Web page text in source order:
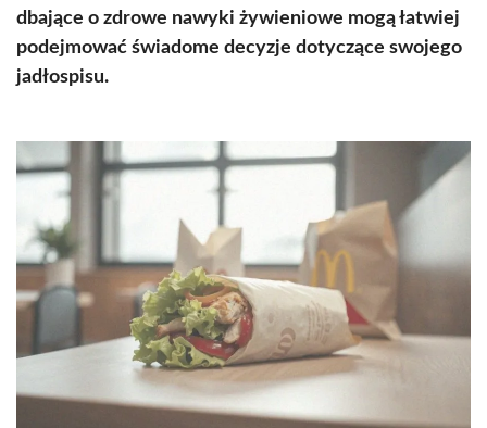
dbające o zdrowe nawyki żywieniowe mogą łatwiej
podejmować świadome decyzje dotyczące swojego
jadłospisu.